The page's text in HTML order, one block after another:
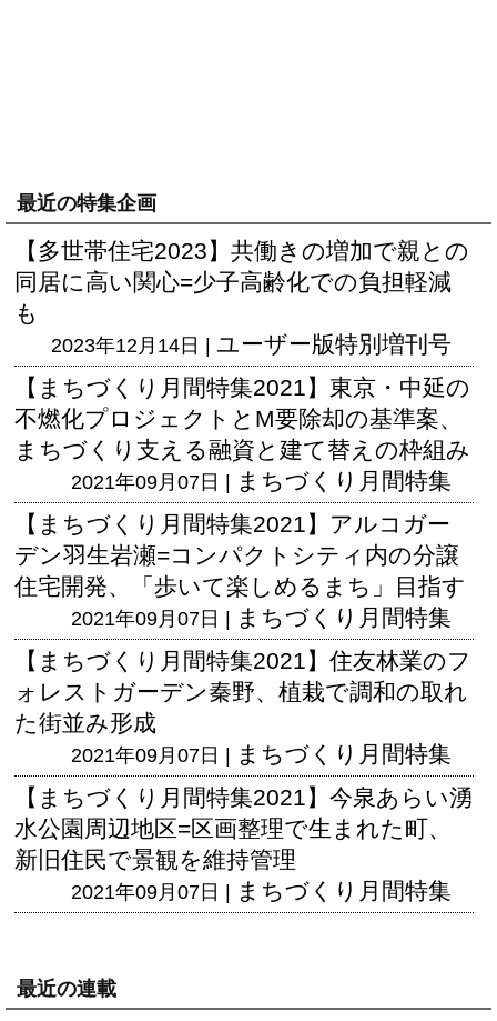
最近の特集企画
【多世帯住宅2023】共働きの増加で親との
同居に高い関心=少子高齢化での負担軽減
も
2023年12月14日 | ユーザー版特別増刊号
【まちづくり月間特集2021】東京・中延の
不燃化プロジェクトとM要除却の基準案、
まちづくり支える融資と建て替えの枠組み
2021年09月07日 | まちづくり月間特集
【まちづくり月間特集2021】アルコガー
デン羽生岩瀬=コンパクトシティ内の分譲
住宅開発、「歩いて楽しめるまち」目指す
2021年09月07日 | まちづくり月間特集
【まちづくり月間特集2021】住友林業のフ
ォレストガーデン秦野、植栽で調和の取れ
た街並み形成
2021年09月07日 | まちづくり月間特集
【まちづくり月間特集2021】今泉あらい湧
水公園周辺地区=区画整理で生まれた町、
新旧住民で景観を維持管理
2021年09月07日 | まちづくり月間特集
最近の連載